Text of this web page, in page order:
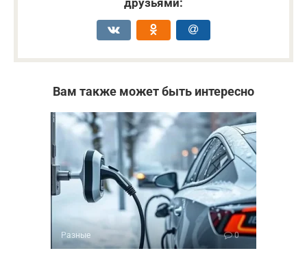
Вам также может быть интересно
Разные 0